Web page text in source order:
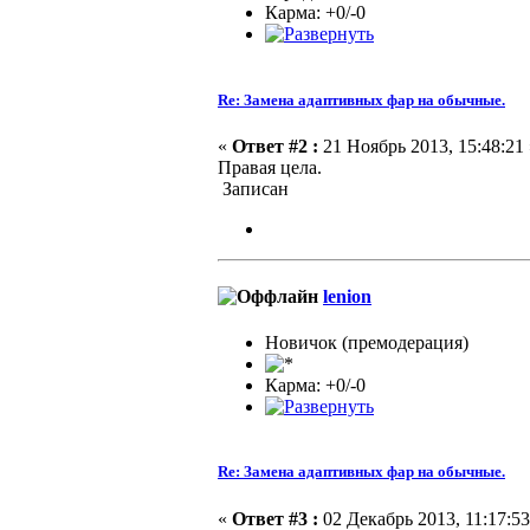
Карма: +0/-0
Re: Замена адаптивных фар на обычные.
« Ответ #2 : 21 Ноябрь 2013, 15:48:21
Правая цела.
Записан
lenion
Новичок (премодерация)
Карма: +0/-0
Re: Замена адаптивных фар на обычные.
« Ответ #3 : 02 Декабрь 2013,